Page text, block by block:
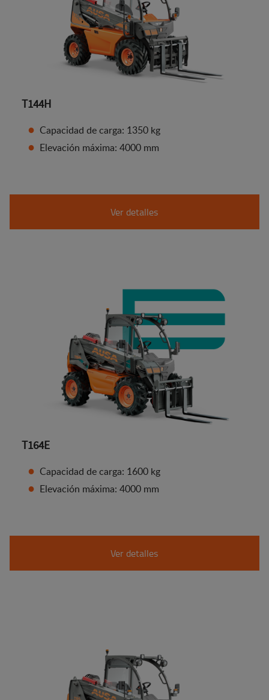
T144H
Capacidad de carga: 1350 kg
Elevación máxima: 4000 mm
Ver detalles
T164E
Capacidad de carga: 1600 kg
Elevación máxima: 4000 mm
Ver detalles